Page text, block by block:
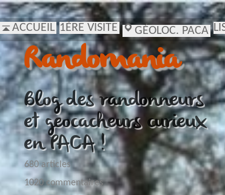
ACCUEIL 1ÈRE VISITE GÉOLOC. PACA
Randomania
Blog des randonneurs
et geocacheurs curieux
en PACA !
680 articles
1020 commentaires